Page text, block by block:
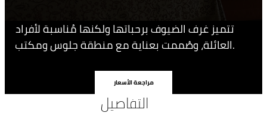
تتميز غرف الضيوف برحباتها ولكنها مُناسبة لأفراد
العائلة، وصُممت بعناية مع منطقة جلوس ومكتب.
مراجعة الأسعار
التفاصيل